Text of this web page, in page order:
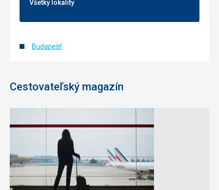
Všetky lokality
Budapešť
Cestovateľský magazín